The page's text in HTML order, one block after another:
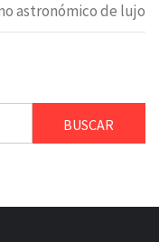
astronómico de lujo